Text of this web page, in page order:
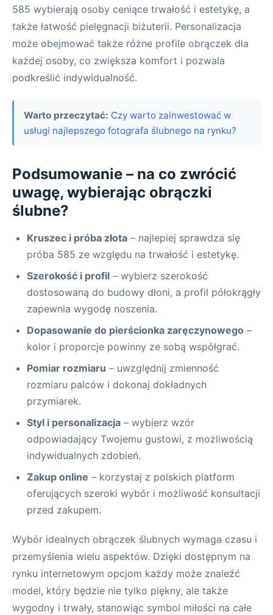
585 wybierają osoby ceniące trwałość i estetykę, a
także łatwość pielęgnacji biżuterii. Personalizacja
może obejmować także różne profile obrączek dla
każdej osoby, co zwiększa komfort i pozwala
podkreślić indywidualność.
Warto przeczytać: Czy warto zainwestować w
usługi najlepszego fotografa ślubnego na rynku?
Podsumowanie – na co zwrócić
uwagę, wybierając obrączki
ślubne?
Kruszec i próba złota – najlepiej sprawdza się
próba 585 ze względu na trwałość i estetykę.
Szerokość i profil – wybierz szerokość
dostosowaną do budowy dłoni, a profil półokrągły
zapewnia wygodę noszenia.
Dopasowanie do pierścionka zaręczynowego –
kolor i proporcje powinny ze sobą współgrać.
Pomiar rozmiaru – uwzględnij zmienność
rozmiaru palców i dokonaj dokładnych
przymiarek.
Styl i personalizacja – wybierz wzór
odpowiadający Twojemu gustowi, z możliwością
indywidualnych zdobień.
Zakup online – korzystaj z polskich platform
oferujących szeroki wybór i możliwość konsultacji
przed zakupem.
Wybór idealnych obrączek ślubnych wymaga czasu i
przemyślenia wielu aspektów. Dzięki dostępnym na
rynku internetowym opcjom każdy może znaleźć
model, który będzie nie tylko piękny, ale także
wygodny i trwały, stanowiąc symbol miłości na całe